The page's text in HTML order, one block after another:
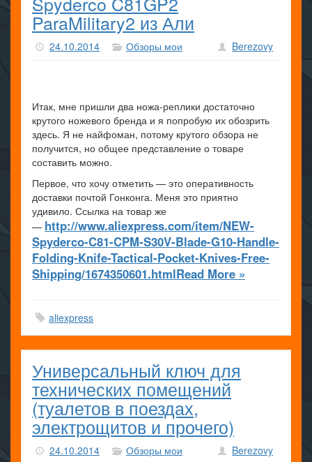
ParaMilitary2 из Али
24.10.2014 Обзоры мои Berezovy
Итак, мне пришли два ножа-реплики достаточно
крутого ножевого бренда и я попробую их обозрить
здесь. Я не найфоман, потому крутого обзора не
получится, но общее представление о товаре
составить можно.
Первое, что хочу отметить — это оперативность
доставки почтой Гонконга. Меня это приятно
удивило. Ссылка на товар же
— http://www.aliexpress.com/item/NEW-
Spyderco-C81-CPM-S30V-Blade-G10-Handle-
Folding-Knife-Tactical-Pocket-Knives-Free-
Shipping/1674350601.htmlRead More »
aliexpress
Универсальный ключ для
технических помещений
(туалетов в поездах,
электрощитов и прочего)
24.10.2014 Обзоры мои Berezovy